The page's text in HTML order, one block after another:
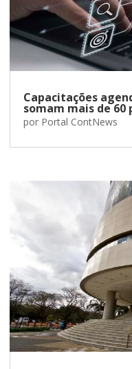
Capacitações
somam mais de 60
por Portal ContNews